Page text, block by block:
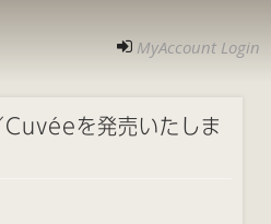
MyAccount Login
を発売いたしま